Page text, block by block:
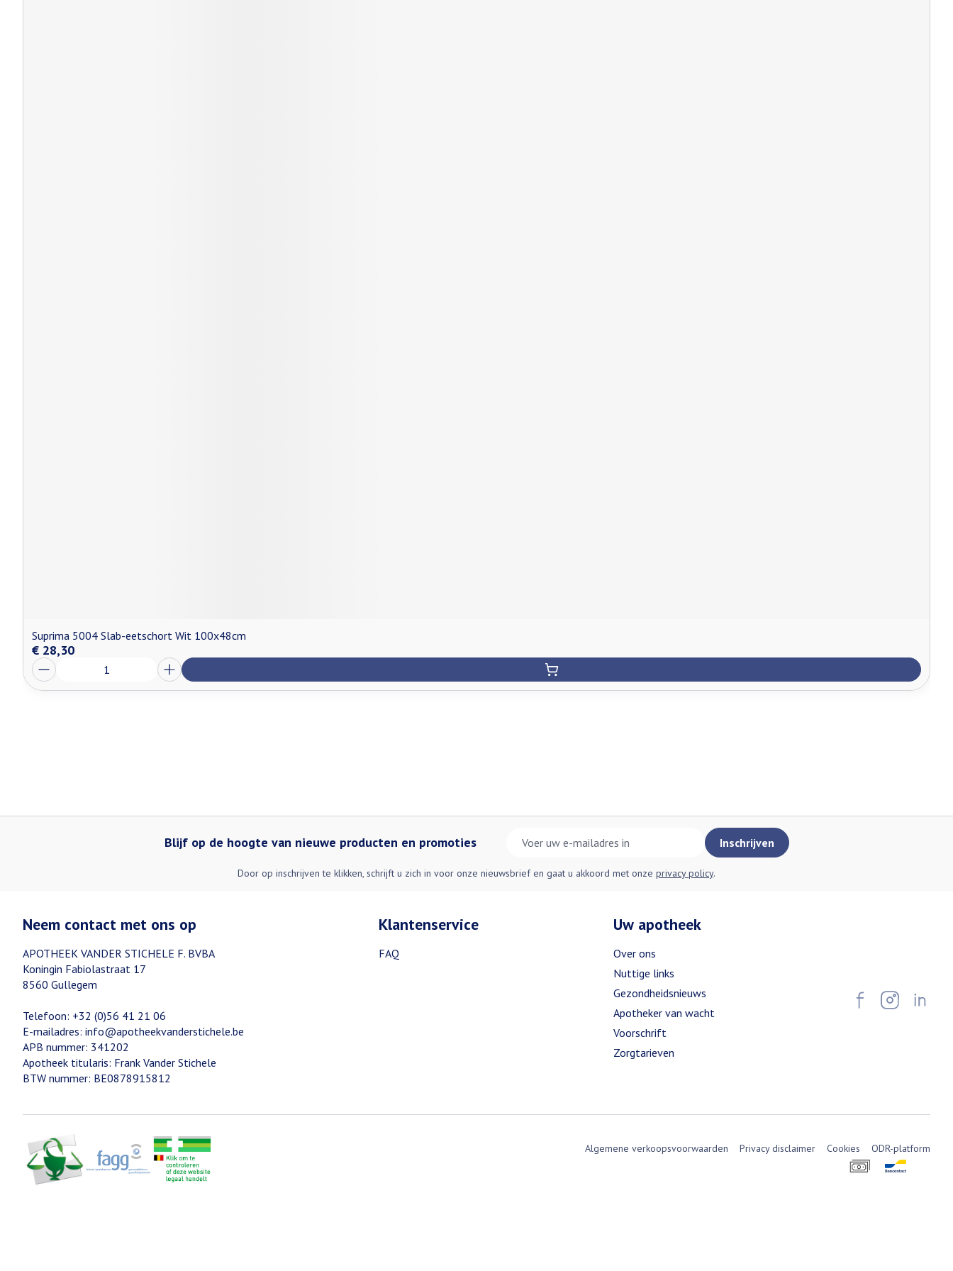
Suprima 5004 Slab-eetschort Wit 100x48cm
€ 28,30
Aantal
Blijf op de hoogte van nieuwe producten en promoties Inschrijven
Door op inschrijven te klikken, schrijft u zich in voor onze nieuwsbrief en gaat u akkoord met onze privacy policy.
Neem contact met ons op
APOTHEEK VANDER STICHELE F. BVBA
Koningin Fabiolastraat 17
8560 Gullegem
Telefoon: +32 (0)56 41 21 06
E-mailadres: info@apotheekvanderstichele.be
APB nummer: 341202
Apotheek titularis: Frank Vander Stichele
BTW nummer: BE0878915812
Klantenservice
FAQ
Uw apotheek
Over ons
Nuttige links
Gezondheidsnieuws
Apotheker van wacht
Voorschrift
Zorgtarieven
Algemene verkoopsvoorwaarden Privacy disclaimer Cookies ODR-platform